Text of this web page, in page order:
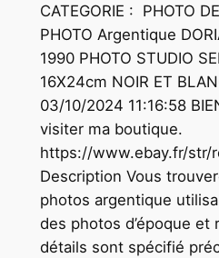
CATEGORIE : PHOTO
PHOTO Argentique
1990 PHOTO STUDIO
16X24cm NOIR ET
03/10/2024 11:16:58
visiter ma boutique.
https://www.ebay.fr/str/
Description Vous
photos argentique
des photos d’époque et
détails sont spécifié